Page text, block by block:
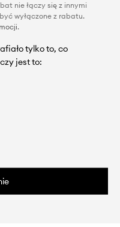
nie łączy się z innymi
wyłączone z rabatu.
.
tylko to, co
jest to: